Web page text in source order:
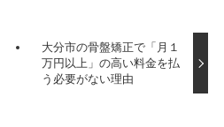
大分市の骨盤矯正で「月１
万円以上」の高い料金を払
う必要がない理由